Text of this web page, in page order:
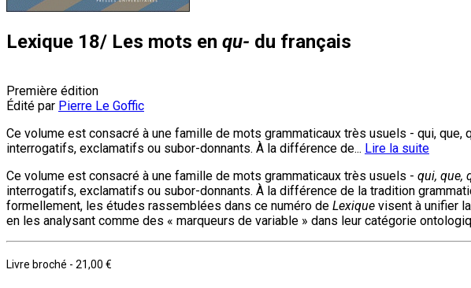
Lexique 18/ Les mots en qu- du français
Première édition
Édité par Pierre Le Goffic
Ce volume est consacré à une famille de mots grammaticaux très usuels - qui, que,
interrogatifs, exclamatifs ou subor-donnants. À la différence de... Lire la suite
Ce volume est consacré à une famille de mots grammaticaux très usuels - qui, que,
interrogatifs, exclamatifs ou subor-donnants. À la différence de la tradition
formellement, les études rassemblées dans ce numéro de Lexique visent à unifier
en les analysant comme des « marqueurs de variable » dans leur catégorie
Livre broché - 21,00 €